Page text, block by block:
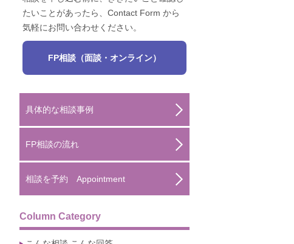
たいことがあったら、Contact Form から
気軽にお問い合わせください。
FP相談（面談・オンライン）
具体的な相談事例
FP相談の流れ
相談を予約 Appointment
Column Category